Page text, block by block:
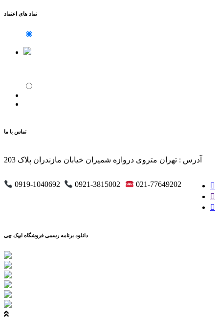
نماد های اعتماد
تماس با ما
آدرس : تهران متروی دروازه شمیران خیابان مازندران پلاک 203
0919-1040692 0921-3815002 021-77649202
دانلود برنامه رسمی فروشگاه ایپک چی